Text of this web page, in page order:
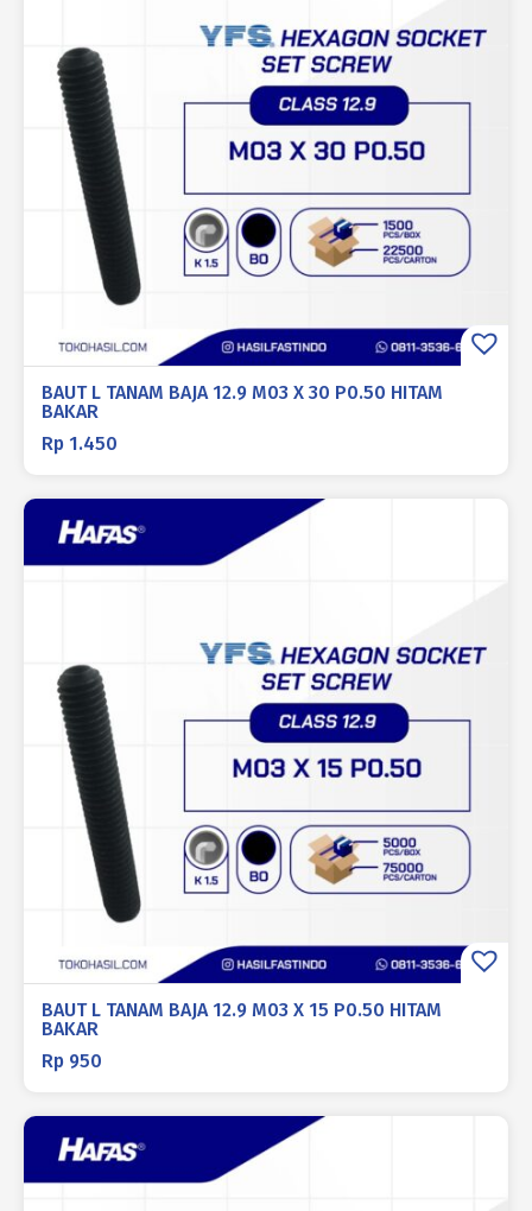
BAUT L TANAM BAJA 12.9 M03 X 30 P0.50 HITAM
BAKAR
Rp 1.450
BAUT L TANAM BAJA 12.9 M03 X 15 P0.50 HITAM
BAKAR
Rp 950